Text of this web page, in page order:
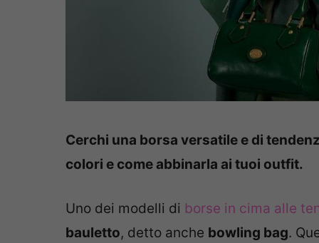
Cerchi una borsa versatile e di
colori e come abbinarla ai tuoi outfit.
Uno dei modelli di borse in cima alle
bauletto, detto anche bowling bag.